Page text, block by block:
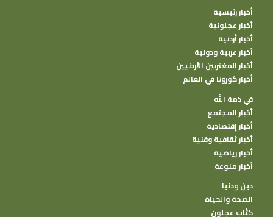
أخبار رئيسية
أخبار عجلونية
أخبار أردنية
أخبار عربية ودولية
أخبار المغتربين الأردنيين
أخبار كورونا في العالم
في ذمة الله
أخبار المجتمع
أخبار إقتصادية
أخبار ثقافية وفنية
أخبار رياضية
أخبار منوعة
دين ودنيا
الصحة والحياة
كتًاب عجلون